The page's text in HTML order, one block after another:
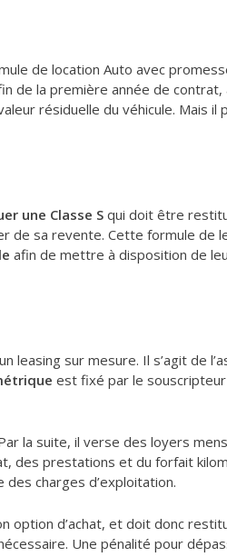
de location Auto avec
de la première année de
résiduelle du véhicule. Mais
une Classe Squi doit être
de sa revente. Cette formule
afin de mettre à disposition de
leasing sur mesure. Il s’agit de
est fixé par le souscripteur
la suite, il verse des loyers
des prestations et du forfait
charges d’exploitation.
option d’achat, et doit donc
Une pénalité pour